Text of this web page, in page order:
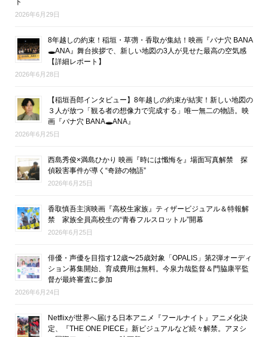
2026年6月29日
8年越しの約束！稲垣・草彅・香取が集結！映画『バナ穴 BANA
🕳ANA』舞台挨拶で、新しい地図の3人が見せた最高の空気感
【詳細レポート】
2026年6月28日
【稲垣吾郎インタビュー】8年越しの約束が結実！新しい地図の
３人が放つ「観る者の想像力で完成する」唯一無二の物語。映
画『バナ穴 BANA🕳ANA』
2026年6月25日
西島秀俊×満島ひかり 映画『時には懺悔を』場面写真解禁 探
偵殺害事件が導く“奇跡の物語”
2026年6月25日
香取慎吾主演映画『高校生家族』ティザービジュアル＆特報解
禁 家族全員高校生の“青春フルスロットル”開幕
2026年6月25日
俳優・声優を目指す12歳〜25歳対象「OPALIS」第2弾オーディ
ション募集開始、育成費用は無料。今泉力哉監督＆門脇康平監
督が最終審査に参加
2026年6月24日
Netflixが世界へ届ける日本アニメ『フールナイト』アニメ化決
定、『THE ONE PIECE』新ビジュアルなど続々解禁。アヌシ